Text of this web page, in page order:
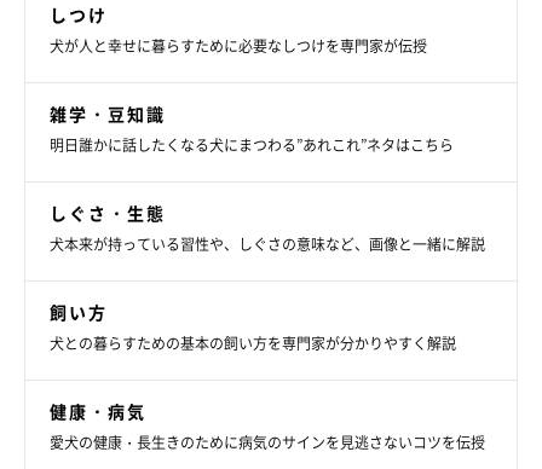
な」と思ったエピソードがほかにもあるそうです。
しつけ
犬が人と幸せに暮らすために必要なしつけを専門家が伝授
雑学・豆知識
明日誰かに話したくなる犬にまつわる”あれこれ”ネタはこちら
しぐさ・生態
犬本来が持っている習性や、しぐさの意味など、画像と一緒に解説
飼い方
犬との暮らすための基本の飼い方を専門家が分かりやすく解説
健康・病気
愛犬の健康・長生きのために病気のサインを見逃さないコツを伝授